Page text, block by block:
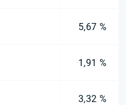
5,67 %
1,91 %
3,32 %